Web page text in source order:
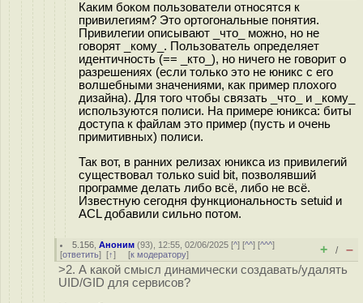
Каким боком пользователи относятся к
привилегиям? Это ортогональные понятия.
Привилегии описывают _что_ можно, но не
говорят _кому_. Пользователь определяет
идентичность (== _кто_), но ничего не говорит о
разрешениях (если только это не юникс с его
волшебными значениями, как пример плохого
дизайна). Для того чтобы связать _что_ и _кому_
используются полиси. На примере юникса: биты
доступа к файлам это пример (пусть и очень
примитивных) полиси.
Так вот, в ранних релизах юникса из привилегий
существовал только suid bit, позволявший
программе делать либо всё, либо не всё.
Известную сегодня функциональность setuid и
ACL добавили сильно потом.
5.156 ,Аноним (93), 12:55, 02/06/2025 [^] [^^] [^^^]
[ответить] [↑] [к модератору] + / –
>2. А какой смысл динамически создавать/удалять
UID/GID для сервисов?